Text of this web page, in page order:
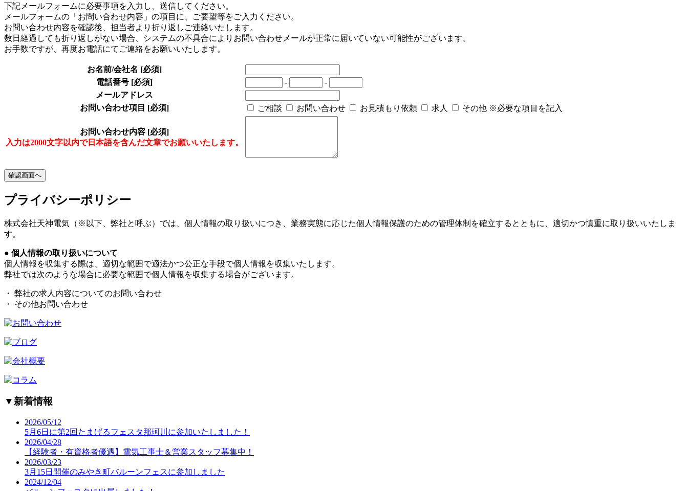
下記メールフォームに必要事項を入力し、送信してください。
メールフォームの「お問い合わせ内容」の項目に、ご要望等をご入力ください。
お問い合わせ内容を確認後、担当者より折り返しご連絡いたします。
数日経過しても折り返しがない場合、システムの不具合によりお問い合わせメールが正常に届いていない可能性がございます。
お手数ですが、再度お電話にてご連絡をお願いいたします。
お名前/会社名 [必須]
電話番号 [必須] -
-
メールアドレス
お問い合わせ項目 [必須] ご相談 お問い合わせ お見積もり依頼 求人 その他 ※必要な項目を記入
お問い合わせ内容 [必須]
入力は2000文字以内で日本語を含んだ文章でお願いいたします。
プライバシーポリシー
株式会社天神電気（※以下、弊社と呼ぶ）では、個人情報の取り扱いにつき、業務実態に応じた個人情報保護のための管理体制を確立するとともに、適切かつ慎重に取り扱いいたしま
す。
● 個人情報の取り扱いについて
個人情報を収集する際は、適切な範囲で適法かつ公正な手段で個人情報を収集いたします。
弊社では次のような場合に必要な範囲で個人情報を収集する場合がございます。
・ 弊社の求人内容についてのお問い合わせ
・ その他お問い合わせ
▼新着情報
2026/05/12
5月6日に第2回たまげるフェスタ那珂川に参加いたしました！
2026/04/28
【経験者・有資格者優遇】電気工事士＆営業スタッフ募集中！
2026/03/23
3月15日開催のみやき町バルーンフェスに参加しました
2024/12/04